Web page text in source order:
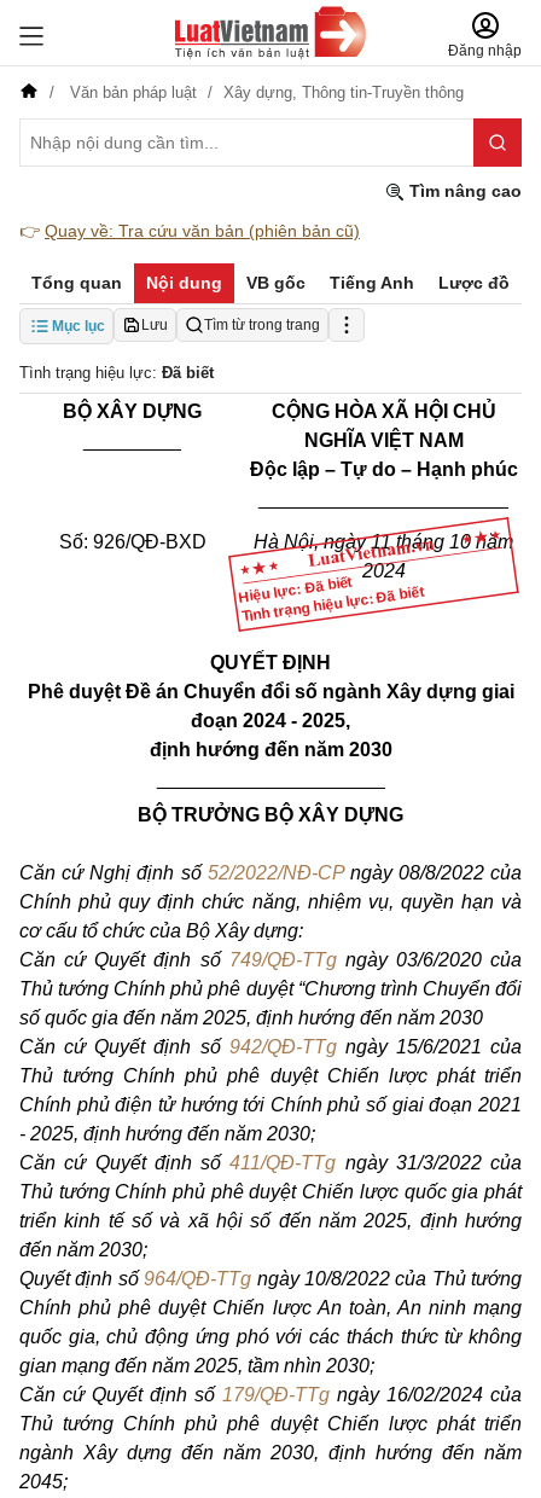
Đăng nhập
Văn bản pháp luật Xây dựng, Thông tin-Truyền thông
Tìm nâng cao
👉 Quay về: Tra cứu văn bản (phiên bản cũ)
Tổng quan Nội dung VB gốc Tiếng Anh Lược đồ
Mục lục Lưu Tìm từ trong trang
Tình trạng hiệu lực: Đã biết
Hiệu lực: Đã biết
Tình trạng hiệu lực: Đã biết
BỘ XÂY DỰNG
CỘNG HÒA XÃ HỘI CHỦ
NGHĨA VIỆT NAM
Độc lập – Tự do – Hạnh phúc
Số: 926/QĐ-BXD
Hà Nội, ngày 11 tháng 10 năm
2024
QUYẾT ĐỊNH
Phê duyệt Đề án Chuyển đổi số ngành Xây dựng giai
đoạn 2024 - 2025,
định hướng đến năm 2030
BỘ TRƯỞNG BỘ XÂY DỰNG
Căn cứ Nghị định số 52/2022/NĐ-CPngày 08/8/2022 của
Chính phủ quy định chức năng, nhiệm vụ, quyền hạn và
cơ cấu tổ chức của Bộ Xây dựng:
Căn cứ Quyết định số 749/QĐ-TTgngày 03/6/2020 của
Thủ tướng Chính phủ phê duyệt “Chương trình Chuyển đổi
số quốc gia đến năm 2025, định hướng đến năm 2030
Căn cứ Quyết định số 942/QĐ-TTgngày 15/6/2021 của
Thủ tướng Chính phủ phê duyệt Chiến lược phát triển
Chính phủ điện tử hướng tới Chính phủ số giai đoạn 2021
- 2025, định hướng đến năm 2030;
Căn cứ Quyết định số411/QĐ-TTg ngày 31/3/2022 của
Thủ tướng Chính phủ phê duyệt Chiến lược quốc gia phát
triển kinh tế số và xã hội số đến năm 2025, định hướng
đến năm 2030;
Quyết định số964/QĐ-TTg ngày 10/8/2022 của Thủ tướng
Chính phủ phê duyệt Chiến lược An toàn, An ninh mạng
quốc gia, chủ động ứng phó với các thách thức từ không
gian mạng đến năm 2025, tầm nhìn 2030;
Căn cứ Quyết định số 179/QĐ-TTg ngày 16/02/2024 của
Thủ tướng Chính phủ phê duyệt Chiến lược phát triển
ngành Xây dựng đến năm 2030, định hướng đến năm
2045;